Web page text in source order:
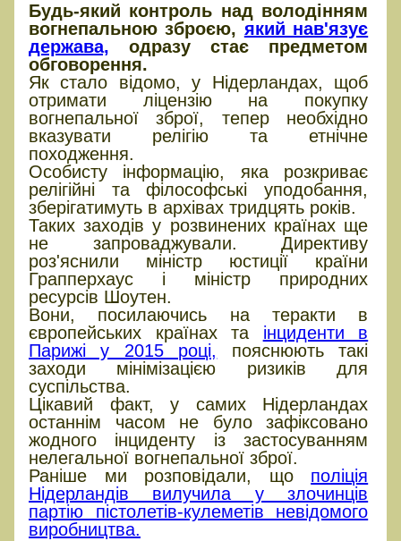
Будь-який контроль над володінням
вогнепальною зброєю, який нав'язує
держава, одразу стає предметом
обговорення.
Як стало відомо, у Нідерландах, щоб
отримати ліцензію на покупку
вогнепальної зброї, тепер необхідно
вказувати релігію та етнічне
походження.
Особисту інформацію, яка розкриває
релігійні та філософські уподобання,
зберігатимуть в архівах тридцять років.
Таких заходів у розвинених країнах ще
не запроваджували. Директиву
роз'яснили міністр юстиції країни
Грапперхаус і міністр природних
ресурсів Шоутен.
Вони, посилаючись на теракти в
європейських країнах та інциденти в
Парижі у 2015 році,
пояснюють такі
заходи мінімізацією ризиків для
суспільства.
Цікавий факт, у самих Нідерландах
останнім часом не було зафіксовано
жодного інциденту із застосуванням
нелегальної вогнепальної зброї.
Раніше ми розповідали, що поліція
Нідерландів вилучила у злочинців
партію пістолетів-кулеметів невідомого
виробництва.